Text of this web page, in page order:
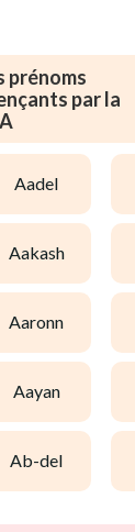
prénoms
par la
aadel
aakash
aaronn
aayan
ab-del